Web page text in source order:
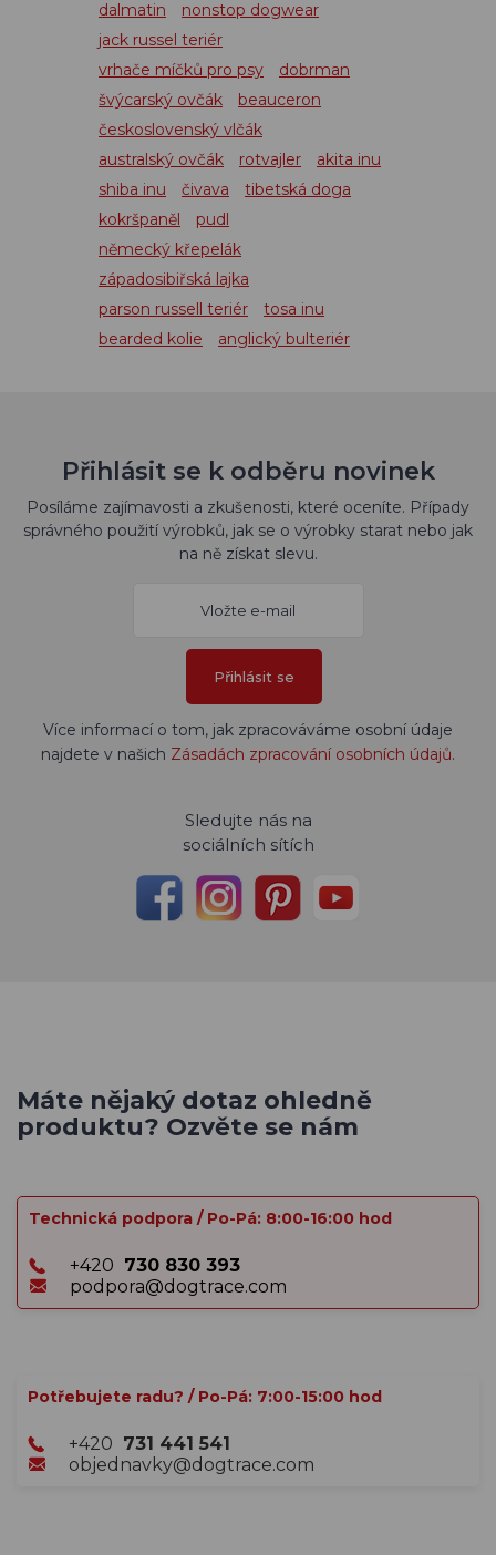
dalmatin
nonstop dogwear
jack russel teriér
vrhače míčků pro psy
dobrman
švýcarský ovčák
beauceron
československý vlčák
australský ovčák
rotvajler
akita inu
shiba inu
čivava
tibetská doga
kokršpaněl
pudl
německý křepelák
západosibiřská lajka
parson russell teriér
tosa inu
bearded kolie
anglický bulteriér
Přihlásit se k odběru novinek
Posíláme zajímavosti a zkušenosti, které oceníte. Případy
správného použití výrobků, jak se o výrobky starat nebo jak
na ně získat slevu.
Přihlásit se
Více informací o tom, jak zpracováváme osobní údaje
najdete v našich Zásadách zpracování osobních údajů.
Sledujte nás na
sociálních sítích
Máte nějaký dotaz ohledně
produktu? Ozvěte se nám
Technická podpora / Po-Pá: 8:00-16:00 hod
+420 730 830 393
podpora@dogtrace.com
Potřebujete radu? / Po-Pá: 7:00-15:00 hod
+420 731 441 541
objednavky@dogtrace.com